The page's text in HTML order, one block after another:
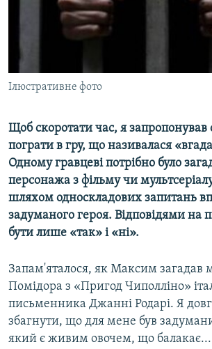
ВІДЕОУРОКИ «ELIFBE»
СВІДЧЕННЯ ОКУПАЦІЇ
ІНФОГРАФІКА
Qırımtatar
ДОЛУЧАЙСЯ!
Усі сайти RFE/RL
Ілюстративне фото
Щоб скоротати час, я запропонував
пограти в гру, що називалася
Одному гравцеві потрібно було
персонажа з фільму чи
шляхом односкладових запитань
задуманого героя. Відповідями на
бути лише «так» і «ні».
Запам'яталося, як Максим загадав
Помідора з «Пригод Чиполліно»
письменника Джанні Родарі. Я
збагнути, що для мене був
який є живим овочем, що балакає...